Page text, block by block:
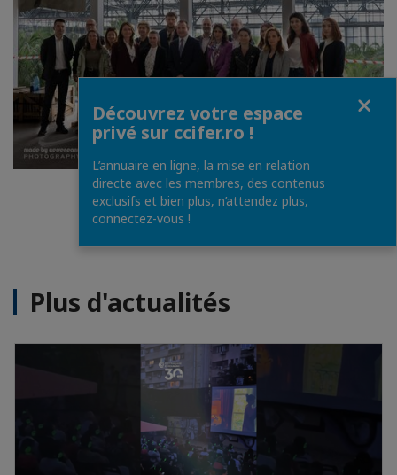
1 / 5
Plus d'actualités
Découvrez votre espace
privé sur ccifer.ro !
L’annuaire en ligne, la mise en relation
directe avec les membres, des contenus
exclusifs et bien plus, n’attendez plus,
connectez-vous !